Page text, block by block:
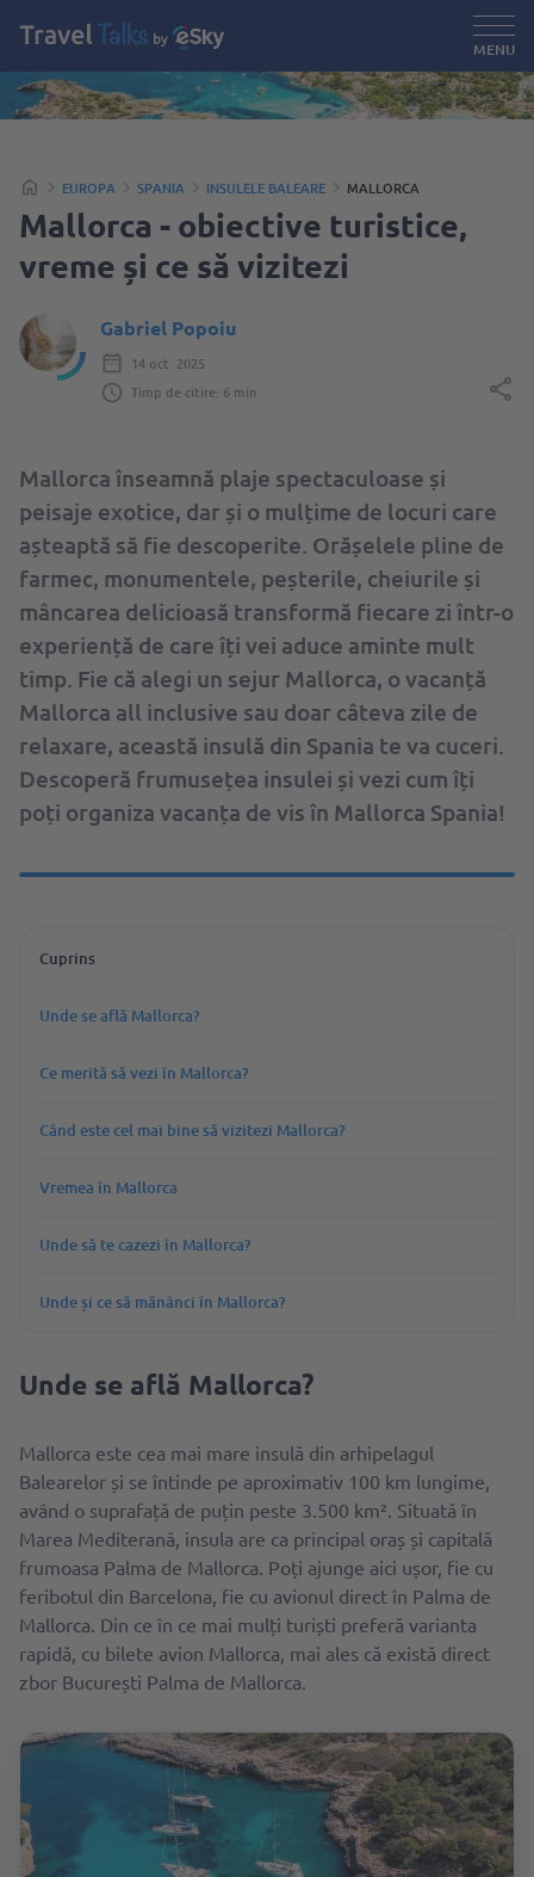
MENU
EUROPA SPANIA INSULELE BALEARE MALLORCA
Mallorca - obiective turistice,
vreme și ce să vizitezi
Gabriel Popoiu
14 oct. 2025
Timp de citire: 6 min
Mallorca înseamnă plaje spectaculoase și
peisaje exotice, dar și o mulțime de locuri care
așteaptă să fie descoperite. Orășelele pline de
farmec, monumentele, peșterile, cheiurile și
mâncarea delicioasă transformă fiecare zi într-o
experiență de care îți vei aduce aminte mult
timp. Fie că alegi un sejur Mallorca, o vacanță
Mallorca all inclusive sau doar câteva zile de
relaxare, această insulă din Spania te va cuceri.
Descoperă frumusețea insulei și vezi cum îți
poți organiza vacanța de vis în Mallorca Spania!
Cuprins
Unde se află Mallorca?
Ce merită să vezi în Mallorca?
Când este cel mai bine să vizitezi Mallorca?
Vremea în Mallorca
Unde să te cazezi în Mallorca?
Unde și ce să mănânci în Mallorca?
Unde se află Mallorca?
Mallorca este cea mai mare insulă din arhipelagul
Balearelor și se întinde pe aproximativ 100 km lungime,
având o suprafață de puțin peste 3.500 km². Situată în
Marea Mediterană, insula are ca principal oraș și capitală
frumoasa Palma de Mallorca. Poți ajunge aici ușor, fie cu
feribotul din Barcelona, fie cu avionul direct în Palma de
Mallorca. Din ce în ce mai mulți turiști preferă varianta
rapidă, cu bilete avion Mallorca, mai ales că există direct
zbor București Palma de Mallorca.